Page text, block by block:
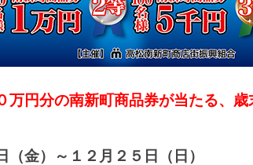
万円分の南新町商品券が当たる、歳
（金）～１２月２５日（日）